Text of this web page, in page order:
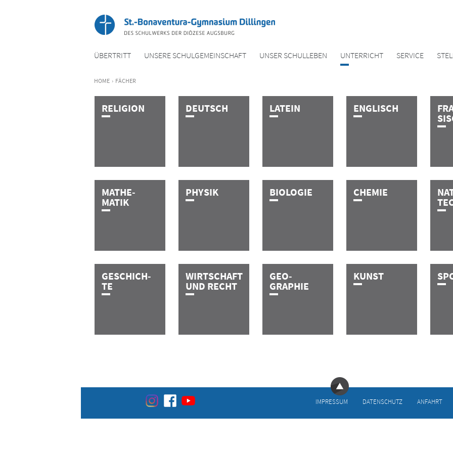
ÜBERTRITT UNSERE SCHULGEMEINSCHAFT UNSER SCHULLEBEN UNTER­­RICHT SERVICE
HOME › FÄCHER
R­E­L­I­G­I­O­N D­E­U­T­S­C­H L­A­T­E­I­N E­N­G­L­I­S­C­H
MATHE­­-
MATIK
P­H­Y­­­S­I­K B­I­O­L­O­G­I­E C­H­E­M­I­E
GESCHICH­­-
TE
WIRTSCHAFT
UND RECHT
GEO-
GRAPHIE
K­U­N­S­T
IMPRESSUM DATEN­SCHUTZ ANFAHRT